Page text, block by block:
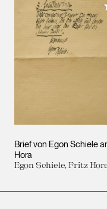
Brief von Egon Schiele
Hora
Egon Schiele, Fritz